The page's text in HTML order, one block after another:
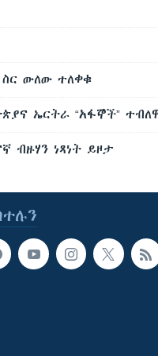
ውለው ተለቀቁ
ኤርትራ “አፋኞች”
ብዙሃን ነጻነት ይዞታ